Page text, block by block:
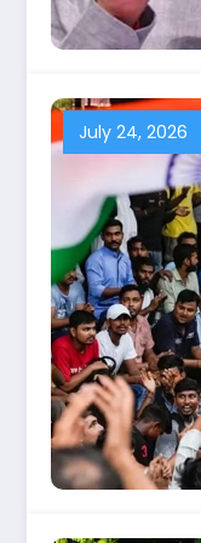
July 24, 2026